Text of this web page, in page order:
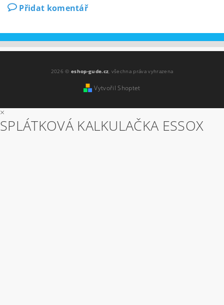
Přidat komentář
2026 ©eshop-gude.cz, všechna práva vyhrazena
Vytvořil Shoptet
×
SPLÁTKOVÁ KALKULAČKA ESSOX